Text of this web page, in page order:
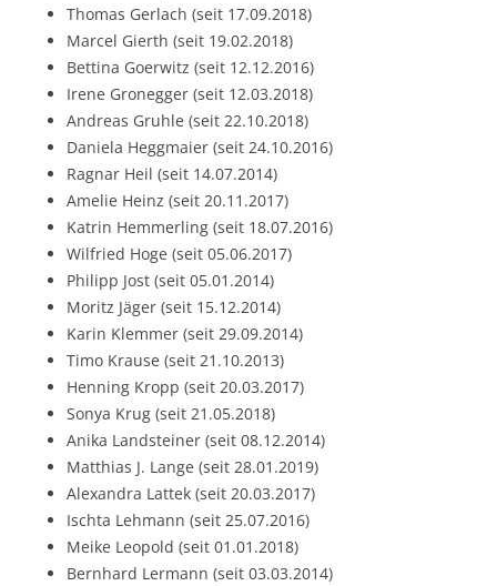
Thomas Gerlach (seit 17.09.2018)
Marcel Gierth (seit 19.02.2018)
Bettina Goerwitz (seit 12.12.2016)
Irene Gronegger (seit 12.03.2018)
Andreas Gruhle (seit 22.10.2018)
Daniela Heggmaier (seit 24.10.2016)
Ragnar Heil (seit 14.07.2014)
Amelie Heinz (seit 20.11.2017)
Katrin Hemmerling (seit 18.07.2016)
Wilfried Hoge (seit 05.06.2017)
Philipp Jost (seit 05.01.2014)
Moritz Jäger (seit 15.12.2014)
Karin Klemmer (seit 29.09.2014)
Timo Krause (seit 21.10.2013)
Henning Kropp (seit 20.03.2017)
Sonya Krug (seit 21.05.2018)
Anika Landsteiner (seit 08.12.2014)
Matthias J. Lange (seit 28.01.2019)
Alexandra Lattek (seit 20.03.2017)
Ischta Lehmann (seit 25.07.2016)
Meike Leopold (seit 01.01.2018)
Bernhard Lermann (seit 03.03.2014)